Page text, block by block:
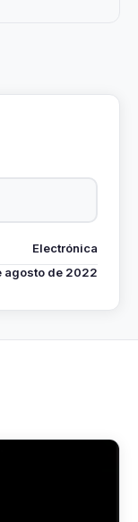
Electrónica
agosto de 2022